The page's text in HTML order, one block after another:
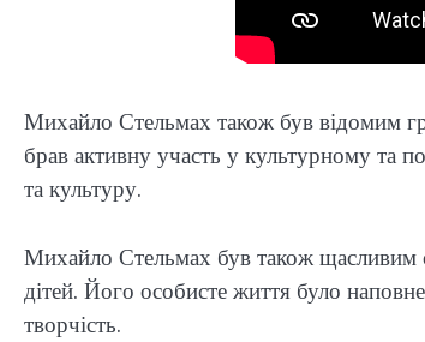
Михайло Стельмах також був відомим
брав активну участь у культурному та
та культуру.
Михайло Стельмах був також щасливим
дітей. Його особисте життя було
творчість.